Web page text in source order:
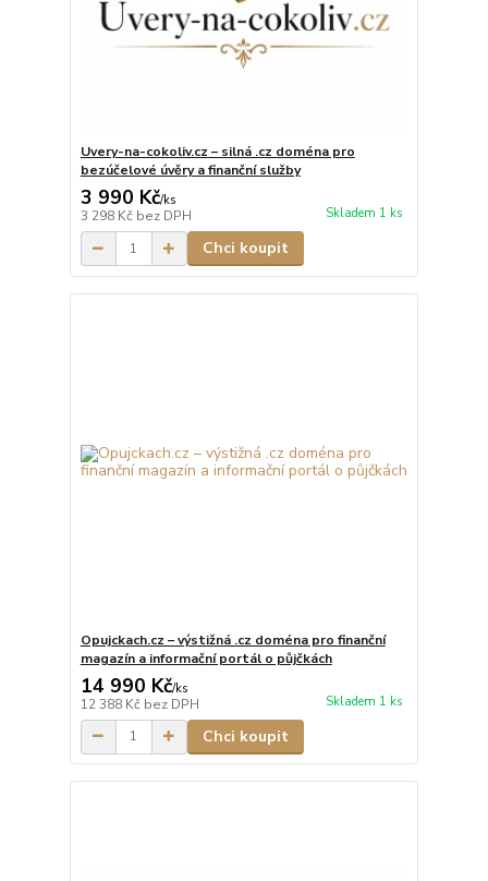
Uvery-na-cokoliv.cz – silná .cz doména pro
bezúčelové úvěry a finanční služby
3 990 Kč/ks
3 298 Kč bez DPH Skladem 1 ks
Chci koupit
Opujckach.cz – výstižná .cz doména pro finanční
magazín a informační portál o půjčkách
14 990 Kč/ks
12 388 Kč bez DPH Skladem 1 ks
Chci koupit